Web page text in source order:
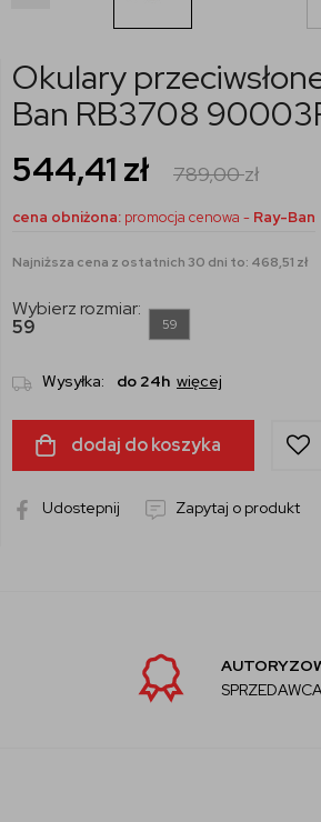
Okulary
Ban RB3708
544,41 zł 789,00zł
cena obniżona: promocja cenowa - Ray-Ban
Najniższa cena z ostatnich 30 dni to: 468,51 zł
Wybierz rozmiar:
59
59
Wysyłka: do 24h więcej
dodaj do koszyka
Udostepnij Zapytaj o produkt
SPRZEDAWCA